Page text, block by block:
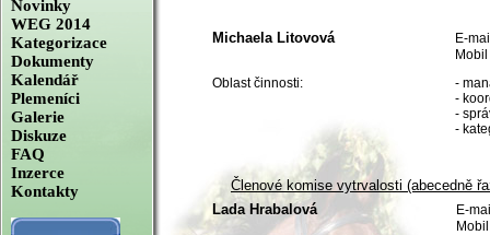
Michaela Litovová
E-
Oblast činnosti:
-
-
-
-
Členové komise vytrvalosti (abecedně
Lada Hrabalová
E-
Novinky
WEG 2014
Kategorizace
Dokumenty
Kalendář
Plemeníci
Galerie
Diskuze
FAQ
Inzerce
Kontakty